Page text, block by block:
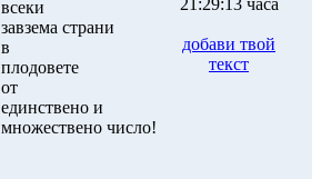
всеки
завзема страни
в
плодовете
от
единствено и
множествено число!
21:29:13 часа
добави твой
текст